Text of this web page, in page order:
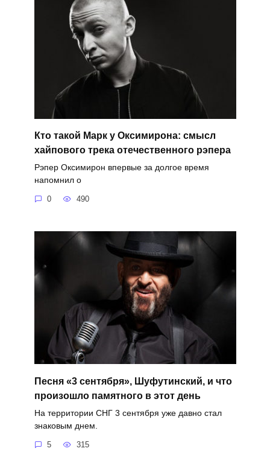
Кто такой Марк у Оксимирона: смысл
хайпового трека отечественного рэпера
Рэпер Оксимирон впервые за долгое время
напомнил о
0 490
Песня «3 сентября», Шуфутинский, и что
произошло памятного в этот день
На территории СНГ 3 сентября уже давно стал
знаковым днем.
5 315